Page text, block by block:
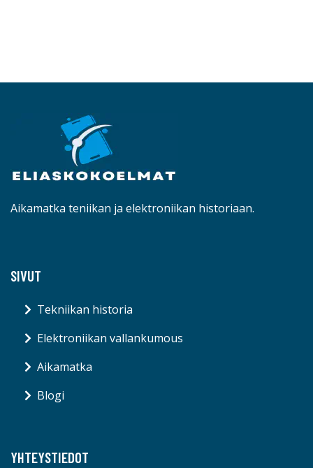
Aikamatka teniikan ja elektroniikan historiaan.
SIVUT
Tekniikan historia
Elektroniikan vallankumous
Aikamatka
Blogi
YHTEYSTIEDOT